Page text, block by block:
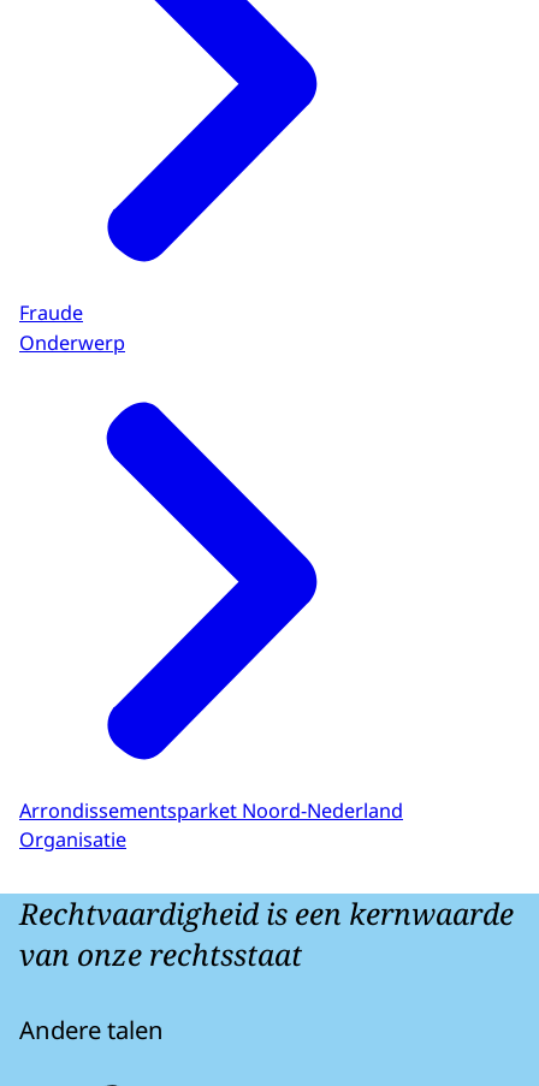
Fraude
Onderwerp
Arrondissementsparket Noord-Nederland
Organisatie
Rechtvaardigheid is een kernwaarde
van onze rechtsstaat
Andere talen